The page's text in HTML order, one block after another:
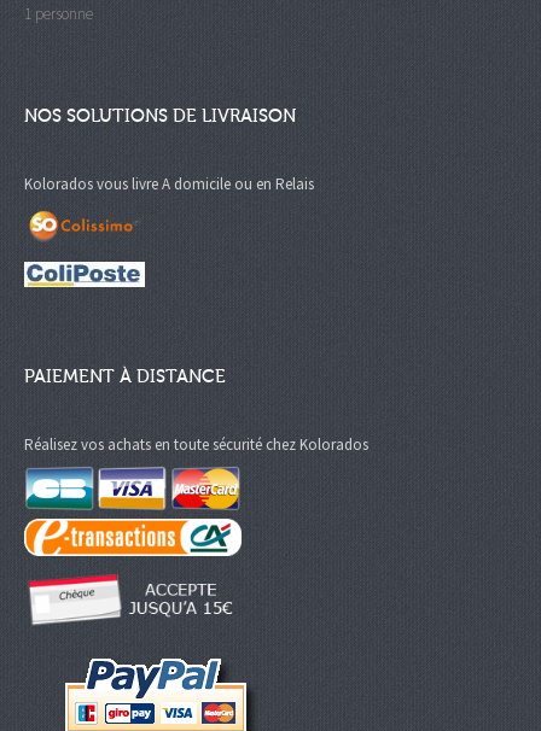
1 personne
NOS SOLUTIONS DE LIVRAISON
Kolorados vous livre A domicile ou en Relais
PAIEMENT À DISTANCE
Réalisez vos achats en toute sécurité chez Kolorados